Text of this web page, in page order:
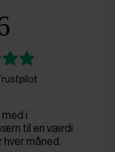
i
til en værdi
måned.